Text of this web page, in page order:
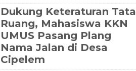
Dukung Keteraturan Tata
Ruang, Mahasiswa KKN
UMUS Pasang Plang
Nama Jalan di Desa
Cipelem